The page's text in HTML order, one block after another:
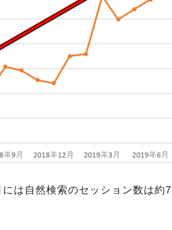
は自然検索のセッション数は約